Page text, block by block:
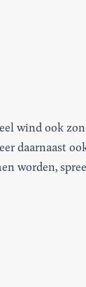
wind ook
daarnaast
worden,